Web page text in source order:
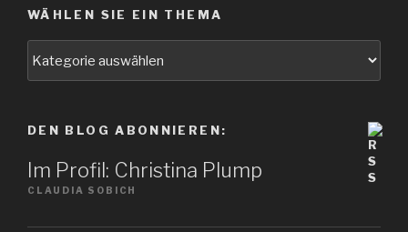
WÄHLEN SIE EIN THEMA
DEN BLOG ABONNIEREN:
Im Profil: Christina Plump
CLAUDIA SOBICH